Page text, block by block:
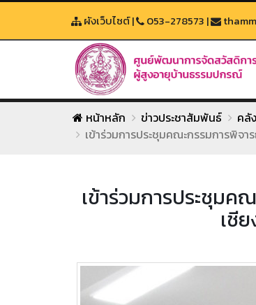
ผังเว็บไซต์| 053-278573 |
หน้าหลัก ข่าวประชาสัมพันธ์
คลั
เข้าร่วมการประชุมคณะกรรมการพิจ
เข้าร่วมการประชุม
เชี